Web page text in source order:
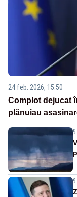
24 feb. 2026, 15:50
Complot dejucat
plănuiau